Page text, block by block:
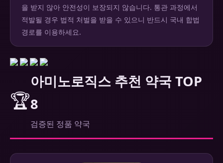
을 받지 않아 안전성이 보장되지 않습니다. 통관 과정에서
적발될 경우 법적 처벌을 받을 수 있으니 반드시 국내 합법
경로를 이용하세요.
🏆
아미노로직스 추천 약국 TOP
8
검증된 정품 약국